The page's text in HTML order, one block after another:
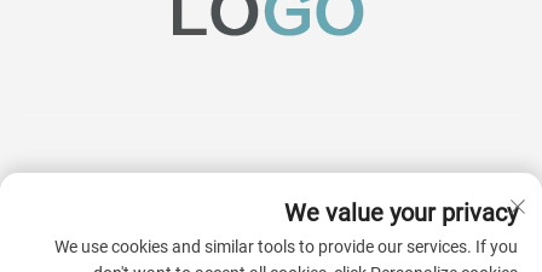
اشترك
We value your privacy
We use cookies and similar tools to provide our services. If you